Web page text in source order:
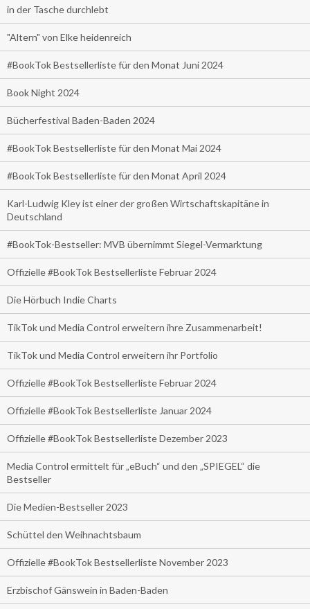
in der Tasche durchlebt
"Altern" von Elke heidenreich
#BookTok Bestsellerliste für den Monat Juni 2024
Book Night 2024
Bücherfestival Baden-Baden 2024
#BookTok Bestsellerliste für den Monat Mai 2024
#BookTok Bestsellerliste für den Monat April 2024
Karl-Ludwig Kley ist einer der großen Wirtschaftskapitäne in
Deutschland
#BookTok-Bestseller: MVB übernimmt Siegel-Vermarktung
Offizielle #BookTok Bestsellerliste Februar 2024
Die Hörbuch Indie Charts
TikTok und Media Control erweitern ihre Zusammenarbeit!
TikTok und Media Control erweitern ihr Portfolio
Offizielle #BookTok Bestsellerliste Februar 2024
Offizielle #BookTok Bestsellerliste Januar 2024
Offizielle #BookTok Bestsellerliste Dezember 2023
Media Control ermittelt für „eBuch“ und den „SPIEGEL“ die
Bestseller
Die Medien-Bestseller 2023
Schüttel den Weihnachtsbaum
Offizielle #BookTok Bestsellerliste November 2023
Erzbischof Gänswein in Baden-Baden